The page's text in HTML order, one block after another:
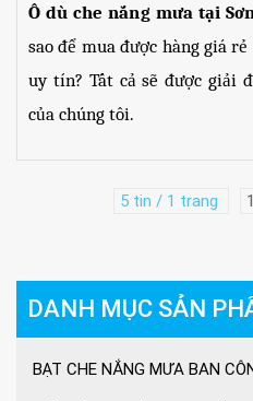
Ô dù che nắng mưa tại
sao để mua được hàng giá
uy tín? Tất cả sẽ được giải
của chúng tôi.
5 tin / 1 trang 1
DANH MỤC SẢN
BẠT CHE NẮNG MƯA BAN